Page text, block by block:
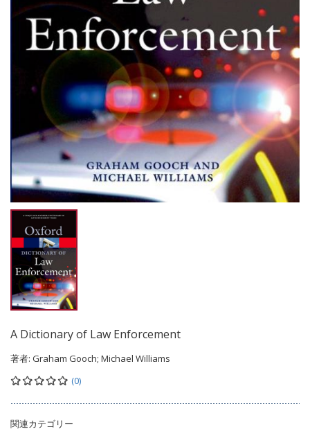
A Dictionary of Law Enforcement
著者: Graham Gooch; Michael Williams
(0)
関連カテゴリー